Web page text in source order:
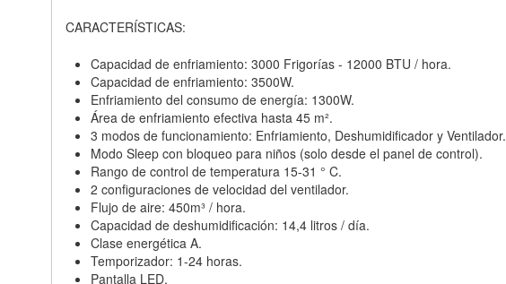
CARACTERÍSTICAS:
Capacidad de enfriamiento: 3000 Frigorías - 12000 BTU / hora.
Capacidad de enfriamiento: 3500W.
Enfriamiento del consumo de energía: 1300W.
Área de enfriamiento efectiva hasta 45 m².
3 modos de funcionamiento: Enfriamiento, Deshumidificador y Ventilador.
Modo Sleep con bloqueo para niños (solo desde el panel de control).
Rango de control de temperatura 15-31 ° C.
2 configuraciones de velocidad del ventilador.
Flujo de aire: 450m³ / hora.
Capacidad de deshumidificación: 14,4 litros / día.
Clase energética A.
Temporizador: 1-24 horas.
Pantalla LED.